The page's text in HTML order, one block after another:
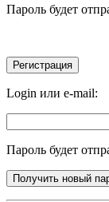
Пароль будет
Login или e-mail:
Пароль будет